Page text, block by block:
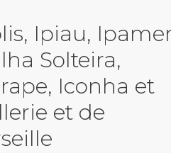
Ipiau,
Solteira,
Iconha et
et de